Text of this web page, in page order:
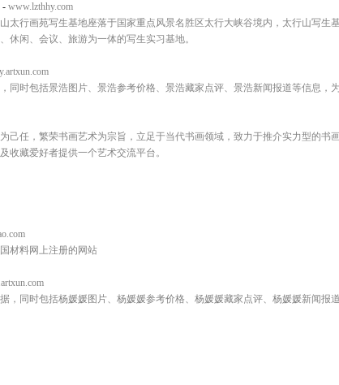
- www.lzthhy.com
太行画苑写生基地座落于国家重点风景名胜区太行大峡谷境内，太行山写生
休闲、会议、旅游为一体的写生实习基地。
同时包括景浩图片、景浩参考价格、景浩藏家点评、景浩新闻报道等信息，
己任，繁荣书画艺术为宗旨，立足于当代书画领域，致力于推介实力型的书
收藏爱好者提供一个艺术交流平台。
材料网上注册的网站
，同时包括杨媛媛图片、杨媛媛参考价格、杨媛媛藏家点评、杨媛媛新闻报